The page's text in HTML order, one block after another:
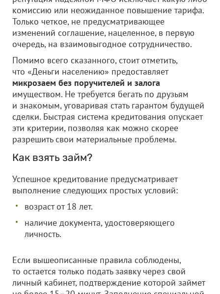
комиссию или неожиданное повышение тарифа.
Только четкое, не предусматривающее
изменений соглашение, нацеленное, в первую
очередь, на взаимовыгодное сотрудничество.
Помимо всего сказанного, стоит отметить,
что «Деньги населению» предоставляет
микрозаем без поручителей и залога
имуществом. Не требуется бегать по друзьям
и знакомым, уговаривая стать гарантом будущей
сделки. Быстрая система кредитования опускает
эти критерии, позволяя как можно скорее
разрешить свои материальные проблемы.
Как взять займ?
Успешное кредитование предусматривает
выполнение следующих простых условий:
возраст от 18 лет.
наличие документа, удостоверяющего
личность.
Если вышеописанные правила соблюдены,
то остается только подать заявку через свой
личный кабинет, подтверждение которой займет